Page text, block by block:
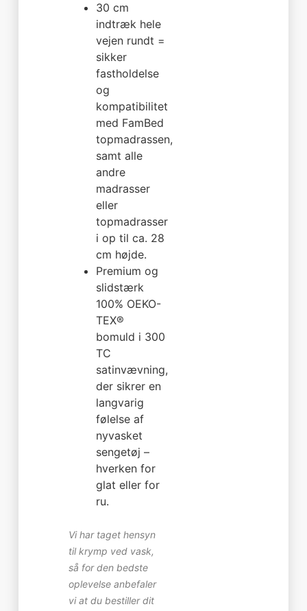
30 cm
indtræk hele
vejen rundt =
sikker
fastholdelse
og
kompatibilitet
med FamBed
topmadrassen,
samt alle
andre
madrasser
eller
topmadrasser
i op til ca. 28
cm højde.
Premium og
slidstærk
100% OEKO-
TEX®
bomuld i 300
TC
satinvævning,
der sikrer en
langvarig
følelse af
nyvasket
sengetøj –
hverken for
glat eller for
ru.
Vi har taget hensyn
til krymp ved vask,
så for den bedste
oplevelse anbefaler
vi at du bestiller dit